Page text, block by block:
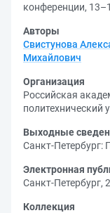
конференции,
Авторы
Свистунова
Михайлович
Организация
Российская
политехнический
Выходные
Санкт-
Электронная
Санкт-Петербург,
Коллекция